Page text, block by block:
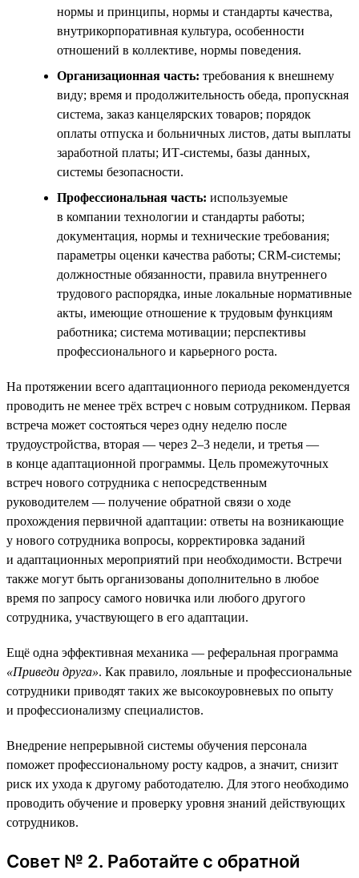
нормы и принципы, нормы и стандарты качества,
внутрикорпоративная культура, особенности
отношений в коллективе, нормы поведения.
Организационная часть: требования к внешнему
виду; время и продолжительность обеда, пропускная
система, заказ канцелярских товаров; порядок
оплаты отпуска и больничных листов, даты выплаты
заработной платы; ИТ-системы, базы данных,
системы безопасности.
Профессиональная часть: используемые
в компании технологии и стандарты работы;
документация, нормы и технические требования;
параметры оценки качества работы; CRM-системы;
должностные обязанности, правила внутреннего
трудового распорядка, иные локальные нормативные
акты, имеющие отношение к трудовым функциям
работника; система мотивации; перспективы
профессионального и карьерного роста.
На протяжении всего адаптационного периода рекомендуется
проводить не менее трёх встреч с новым сотрудником. Первая
встреча может состояться через одну неделю после
трудоустройства, вторая — через 2–3 недели, и третья —
в конце адаптационной программы. Цель промежуточных
встреч нового сотрудника с непосредственным
руководителем — получение обратной связи о ходе
прохождения первичной адаптации: ответы на возникающие
у нового сотрудника вопросы, корректировка заданий
и адаптационных мероприятий при необходимости. Встречи
также могут быть организованы дополнительно в любое
время по запросу самого новичка или любого другого
сотрудника, участвующего в его адаптации.
Ещё одна эффективная механика — реферальная программа
«Приведи друга». Как правило, лояльные и профессиональные
сотрудники приводят таких же высокоуровневых по опыту
и профессионализму специалистов.
Внедрение непрерывной системы обучения персонала
поможет профессиональному росту кадров, а значит, снизит
риск их ухода к другому работодателю. Для этого необходимо
проводить обучение и проверку уровня знаний действующих
сотрудников.
Совет № 2. Работайте с обратной